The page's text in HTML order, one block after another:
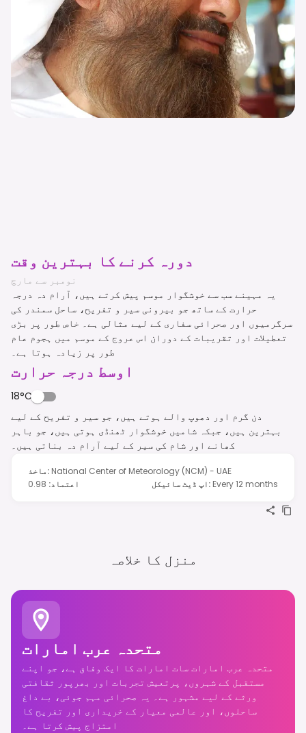
دورہ کرنے کا بہترین وقت
نومبر سے مارچ
یہ مہینے سب سے خوشگوار موسم پیش کرتے ہیں، آرام دہ درجہ
حرارت کے ساتھ جو بیرونی سیر و تفریح، ساحل سمندر کی
سرگرمیوں اور صحرائی سفاری کے لیے مثالی ہے۔ خاص طور پر بڑی
تعطیلات اور تقریبات کے دوران اس عروج کے موسم میں ہجوم عام
طور پر زیادہ ہوتا ہے۔
اوسط درجہ حرارت
18°C
دن گرم اور دھوپ والے ہوتے ہیں، جو سیر و تفریح کے لیے
بہترین ہیں، جبکہ شامیں خوشگوار ٹھنڈی ہوتی ہیں، جو باہر
کھانے اور شام کی سیر کے لیے آرام دہ بناتی ہیں۔
ماخذ: National Center of Meteorology (NCM) - UAE
اعتماد:
0.98 اپ ڈیٹ سائیکل: Every 12 months
منزل کا خلاصہ
متحدہ عرب امارات
متحدہ عرب امارات سات امارات کا ایک وفاق ہے، جو اپنے
مستقبل کے شہروں، پرتعیش تجربات اور بھرپور ثقافتی
ورثے کے لیے مشہور ہے۔ یہ صحرائی مہم جوئی، بے داغ
ساحلوں، اور عالمی معیار کے خریداری اور تفریح کا
امتزاج پیش کرتا ہے۔